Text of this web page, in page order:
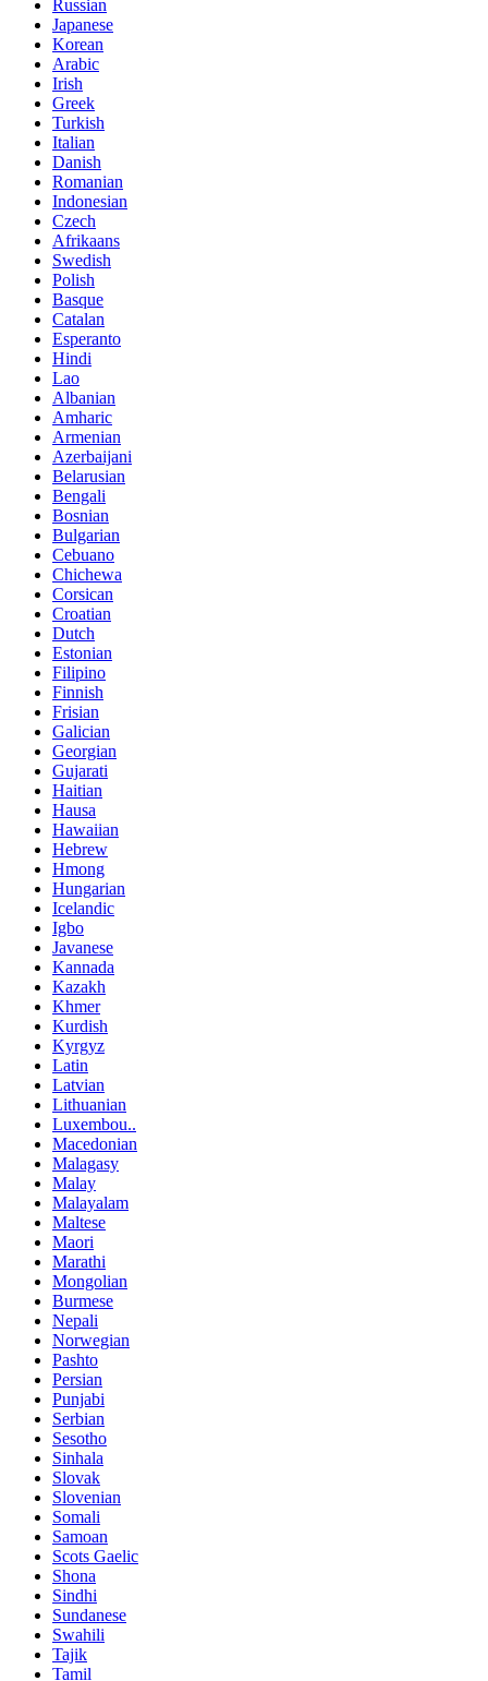
Russian
Japanese
Korean
Arabic
Irish
Greek
Turkish
Italian
Danish
Romanian
Indonesian
Czech
Afrikaans
Swedish
Polish
Basque
Catalan
Esperanto
Hindi
Lao
Albanian
Amharic
Armenian
Azerbaijani
Belarusian
Bengali
Bosnian
Bulgarian
Cebuano
Chichewa
Corsican
Croatian
Dutch
Estonian
Filipino
Finnish
Frisian
Galician
Georgian
Gujarati
Haitian
Hausa
Hawaiian
Hebrew
Hmong
Hungarian
Icelandic
Igbo
Javanese
Kannada
Kazakh
Khmer
Kurdish
Kyrgyz
Latin
Latvian
Lithuanian
Luxembou..
Macedonian
Malagasy
Malay
Malayalam
Maltese
Maori
Marathi
Mongolian
Burmese
Nepali
Norwegian
Pashto
Persian
Punjabi
Serbian
Sesotho
Sinhala
Slovak
Slovenian
Somali
Samoan
Scots Gaelic
Shona
Sindhi
Sundanese
Swahili
Tajik
Tamil